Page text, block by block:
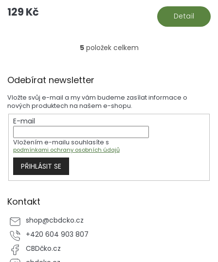
129 Kč Detail
O
a
c
í
p
r
v
k
ý
5položek celkem
Odebírat newsletter
Vložte svůj e-mail a my vám budeme zasílat informace o
nových produktech na našem e-shopu.
E-mail
Vložením e-mailu souhlasíte s
podmínkami ochrany osobních údajů
PŘIHLÁSIT SE
Kontakt
shop@cbdcko.cz
+420 604 903 807
CBDčko.cz